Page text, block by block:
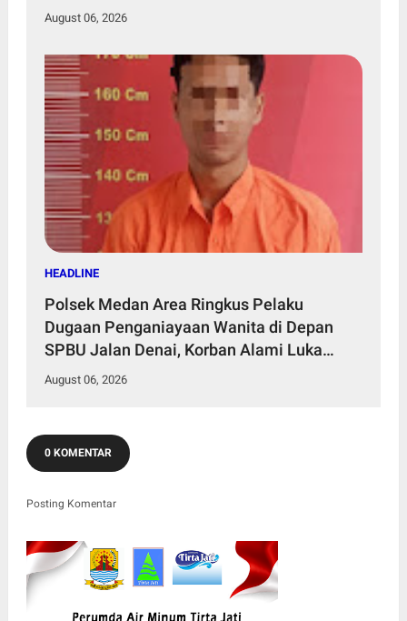
August 06, 2026
HEADLINE
Polsek Medan Area Ringkus Pelaku
Dugaan Penganiayaan Wanita di Depan
SPBU Jalan Denai, Korban Alami Luka
Memar
August 06, 2026
0 KOMENTAR
Posting Komentar